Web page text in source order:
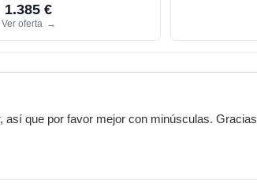
1.385 €
Ver oferta →
así que por favor mejor con minúsculas.